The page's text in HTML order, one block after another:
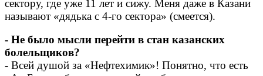
сектору, где уже 11 лет и сижу. Меня даже в Казани
называют «дядька с 4-го сектора» (смеется).
- Не было мысли перейти в стан казанских
болельщиков?
- Всей душой за «Нефтехимик»! Понятно, что есть